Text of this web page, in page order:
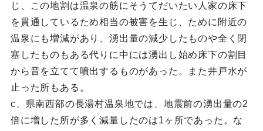
じ、この地割は温泉の筋にそうてだいたい人家の床下
を貫通しているため相当の被害を生じ、ために附近の
温泉にも増減があり、湧出量の減少したものや全く閉
塞したものもある代りに中には湧出し始め床下の割目
から音を立てて噴出するものがあった。また井戸水が
止った所もある。
c、県南西部の長湯村温泉地では、地震前の湧出量の2
倍に増した所が多く減量したのは1ヶ所であった。な